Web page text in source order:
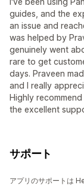
guides, and the
an issue and
was helped by
genuinely went
rare to get
days. Praveen
and I really
Highly
the excellent
サポート
アプリのサポートは